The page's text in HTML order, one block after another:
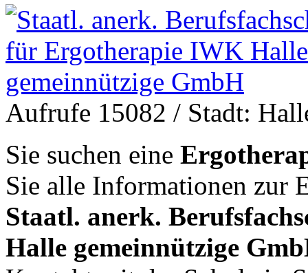
Aufrufe 15082 / Stadt:
Sie suchen eine
Sie alle Informationen zur
Staatl. anerk.
Halle gemeinnützige